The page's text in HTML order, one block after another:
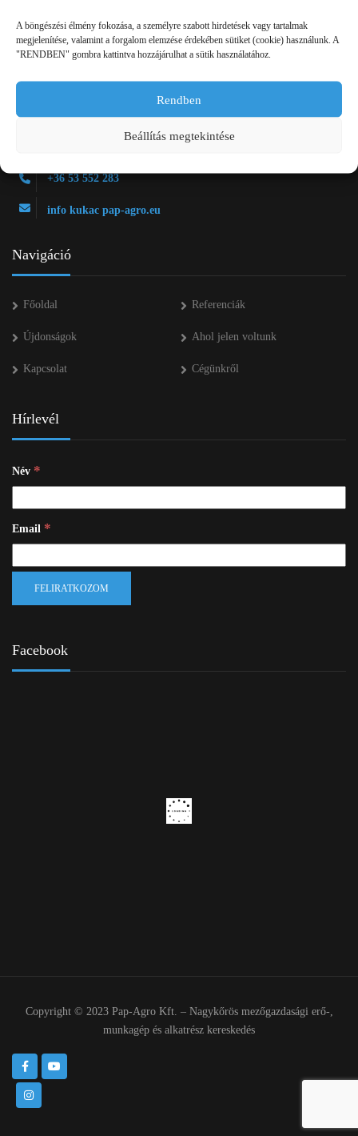
A böngészési élmény fokozása, a személyre szabott hirdetések vagy tartalmak
megjelenítése, valamint a forgalom elemzése érdekében sütiket (cookie) használunk. A
"RENDBEN" gombra kattintva hozzájárulhat a sütik használatához.
Rendben
Beállítás megtekintése
2750 Nagykőrös Alsójárás d. 1/a
+36 53 552 283
info kukac pap-agro.eu
Navigáció
Főoldal Referenciák
Újdonságok Ahol jelen voltunk
Kapcsolat Cégünkről
Hírlevél
Név *
Email *
Facebook
Copyright © 2023 Pap-Agro Kft. – Nagykőrös mezőgazdasági erő-,
munkagép és alkatrész kereskedés